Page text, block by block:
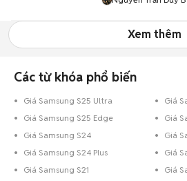
Xem thêm
Các từ khóa phổ biến
Giá Samsung S25 Ultra
Giá
Giá Samsung S25 Edge
Giá
Giá Samsung S24
Giá
Giá Samsung S24 Plus
Giá
Giá Samsung S21
Giá